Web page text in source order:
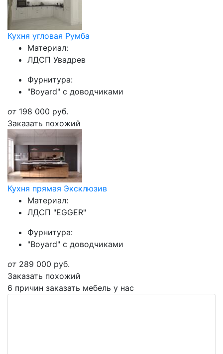
Кухня угловая Румба
Материал:
ЛДСП Увадрев
Фурнитура:
"Boyard" с доводчиками
от 198 000 руб.
Заказать похожий
Кухня прямая Эксклюзив
Материал:
ЛДСП "EGGER"
Фурнитура:
"Boyard" с доводчиками
от 289 000 руб.
Заказать похожий
6 причин заказать мебель у нас